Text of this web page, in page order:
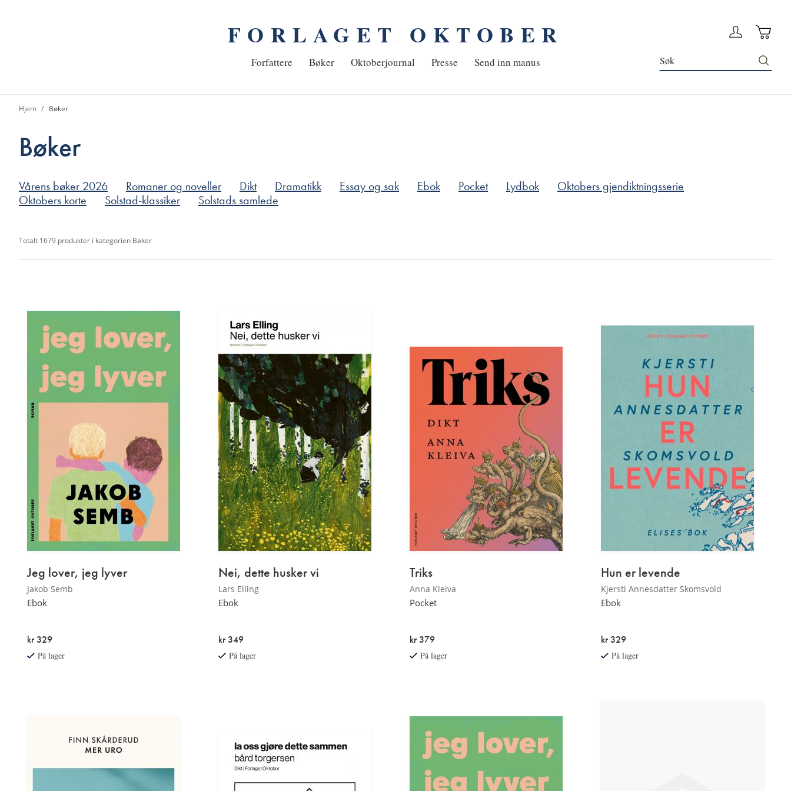
Logg
FORLAGET OKTOBER
Hjem
Forfattere Bøker Oktoberjournal Presse Send inn manus Søk
Hjem Bøker
Bøker
Vårens bøker 2026 Romaner og noveller Dikt Dramatikk Essay og sak Ebok Pocket Lydbok
Oktobers gjendiktningsserie
Oktobers korte
Solstad-klassiker Solstads samlede
Totalt 1679 produkter i kategorien Bøker
Jeg lover, jeg lyver
Jakob Semb
Ebok
kr 329
På lager
Nei, dette husker vi
Lars Elling
Ebok
kr 349
På lager
Triks
Anna Kleiva
Pocket
kr 379
På lager
Hun er levende
Kjersti Annesdatter Skomsvold
Ebok
kr 329
På lager